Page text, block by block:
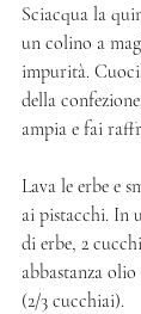
Sciacqua la
un colino a
impurità.
della
ampia e fai
Lava le erbe e
ai pistacchi. In
di erbe, 2
abbastanza
(2/3 cucchiai).